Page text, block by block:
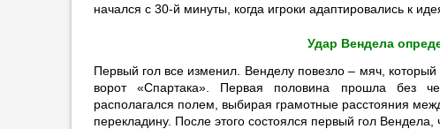
18:15
2
разноплановость»
18:09
Глушаков: «Сейчас неправильно
начался с 30-й минуты, когда игроки адаптировались к
Удар Вендела
Первый гол все изменил. Венделу повезло – мяч,
ворот «Спартака». Первая половина прошла без
располагался полем, выбирая грамотные расстояния
перекладину. После этого состоялся первый гол